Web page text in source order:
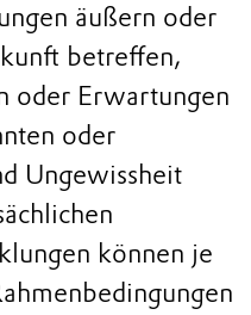
äußern oder
betreffen,
oder Erwartungen
oder
Ungewissheit
können je